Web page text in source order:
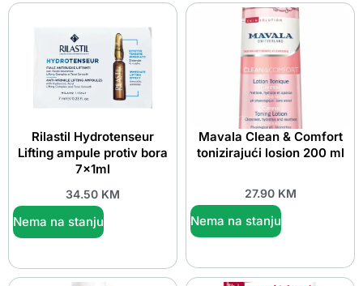
Rilastil Hydrotenseur
Lifting ampule protiv bora
7x1ml
34.50 KM
Nema na stanju
Mavala Clean & Comfort
tonizirajući losion 200 ml
27.90 KM
Nema na stanju